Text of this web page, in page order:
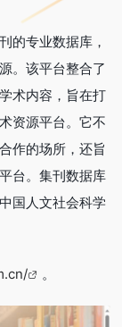
的专业数据库，
。该平台整合了
术内容，旨在打
资源平台。它不
作的场所，还旨
台。集刊数据库
国人文社会科学
。